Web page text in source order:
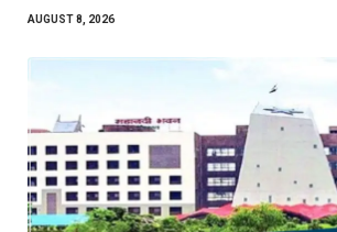
AUGUST 8, 2026